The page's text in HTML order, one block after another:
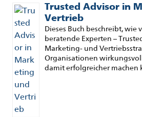
Trusted Advisor in
Vertrieb
Dieses Buch beschreibt, wie
beratende Experten –
Marketing- und
Organisationen
damit erfolgreicher machen